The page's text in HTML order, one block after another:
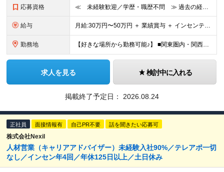
応募資格 ≪ 未経験歓迎／学歴・職歴不問 ≫ 過去の経歴は一切不問。 「いままで」よりも「これから」を 重視した採用を行っています！ ▼▼こんな想いがある方大歓迎▼▼ ・WEBデザインに興味がある ・自由な環
給与 ⽉給:30万円〜50万円 ＋ 業績賞与 ＋ インセンティブ賞与 経験者：35万円～ ※経験・スキルを考慮の上、決定します。 ※経験者は別途優遇！ ★試用期間6ヶ月（期間中は月給21万円～）
勤務地 【好きな場所から勤務可能♪】 ■関東圏内・関西圏内 または⾸都圏近郊のプロジェクト先 ★リモートワーク実施中（プロジェクトによりフルリモートもあり） ★転居を伴う転勤なし ★配属先は希望を最⼤限考慮
求人を見る 検討中に入れる
掲載終了予定日： 2026.08.24
正社員 面接情報有 自己PR不要 話を聞きたい応募可
株式会社Nexil
人材営業（キャリアアドバイザー）未経験入社90%／テレアポ一切
なし／インセン年4回／年休125日以上／土日休み